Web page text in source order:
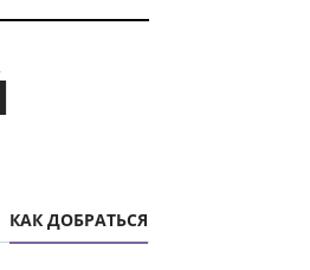
ДОБРАТЬСЯ